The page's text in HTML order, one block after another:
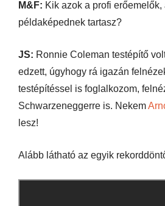
M&F: Kik azok a profi erőemelők,
példaképednek tartasz?
JS: Ronnie Coleman testépítő
edzett, úgyhogy rá igazán
testépítéssel is foglalkozom,
Schwarzeneggerre is. Nekem
lesz!
Alább látható az egyik